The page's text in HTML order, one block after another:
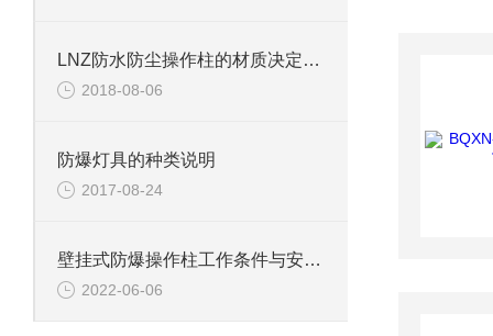
LNZ防水防尘操作柱的材质决定了其寿命
2018-08-06
防爆灯具的种类说明
2017-08-24
壁挂式防爆操作柱工作条件与安装事项
2022-06-06